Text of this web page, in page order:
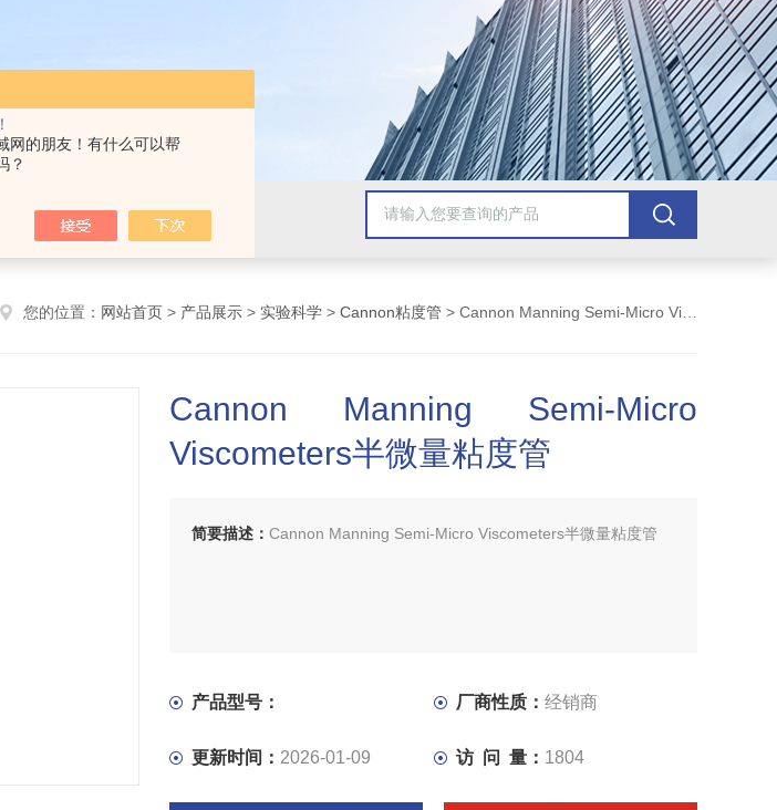
网的朋友！有什么可以帮
？
您的位置： 网站首页 > 产品展示 > 实验科学 > Cannon粘度管 > Cannon Manning Semi-Micro Viscometers半微量粘度管
Cannon Manning Semi-Micro
Viscometers半微量粘度管
简要描述： Cannon Manning Semi-Micro Viscometers半微量粘度管
产品型号： 厂商性质： 经销商
更新时间： 2026-01-09 访 问 量： 1804